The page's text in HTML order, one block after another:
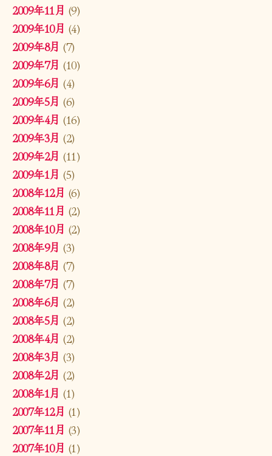
2009年11月 (9)
2009年10月 (4)
2009年8月 (7)
2009年7月 (10)
2009年6月 (4)
2009年5月 (6)
2009年4月 (16)
2009年3月 (2)
2009年2月 (11)
2009年1月 (5)
2008年12月 (6)
2008年11月 (2)
2008年10月 (2)
2008年9月 (3)
2008年8月 (7)
2008年7月 (7)
2008年6月 (2)
2008年5月 (2)
2008年4月 (2)
2008年3月 (3)
2008年2月 (2)
2008年1月 (1)
2007年12月 (1)
2007年11月 (3)
2007年10月 (1)